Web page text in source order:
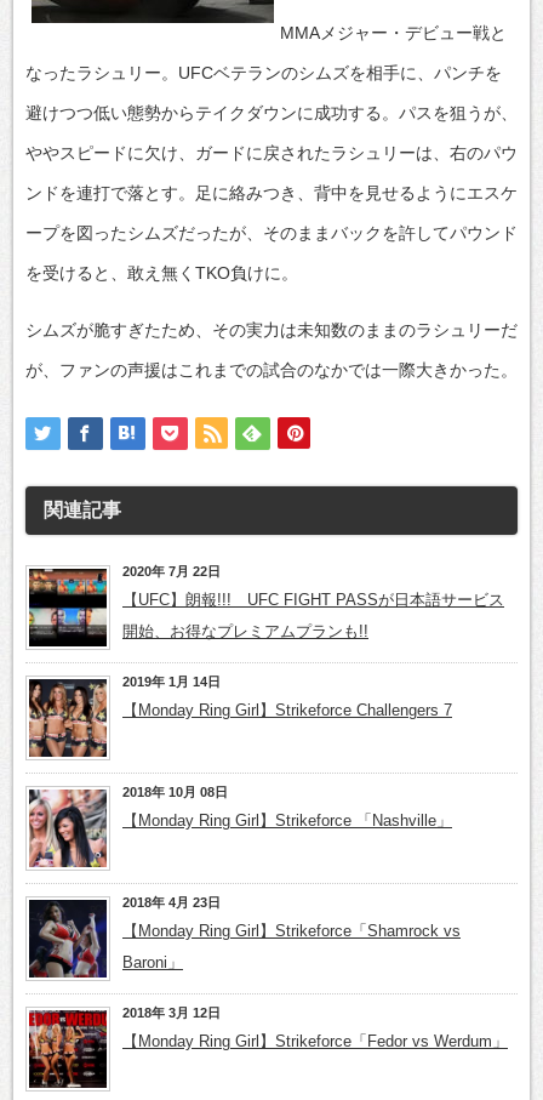
MMAメジャー・デビュー戦と
なったラシュリー。UFCベテランのシムズを相手に、パンチを
避けつつ低い態勢からテイクダウンに成功する。パスを狙うが、
ややスピードに欠け、ガードに戻されたラシュリーは、右のパウ
ンドを連打で落とす。足に絡みつき、背中を見せるようにエスケ
ープを図ったシムズだったが、そのままバックを許してパウンド
を受けると、敢え無くTKO負けに。
シムズが脆すぎたため、その実力は未知数のままのラシュリーだ
が、ファンの声援はこれまでの試合のなかでは一際大きかった。
関連記事
2020年 7月 22日
【UFC】朗報!!! UFC FIGHT PASSが日本語サービス
開始、お得なプレミアムプランも!!
2019年 1月 14日
【Monday Ring Girl】Strikeforce Challengers 7
2018年 10月 08日
【Monday Ring Girl】Strikeforce 「Nashville」
2018年 4月 23日
【Monday Ring Girl】Strikeforce「Shamrock vs
Baroni」
2018年 3月 12日
【Monday Ring Girl】Strikeforce「Fedor vs Werdum」